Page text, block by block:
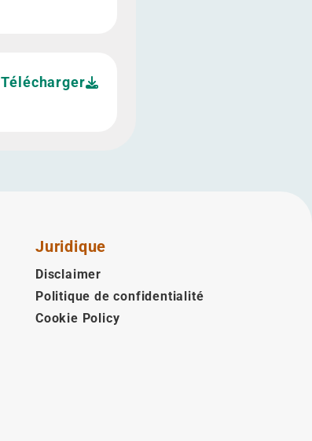
Télécharger
Juridique
Disclaimer
Politique de confidentialité
Cookie Policy